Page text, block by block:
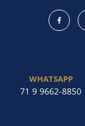
WHATSAPP
71 9 9662-8850